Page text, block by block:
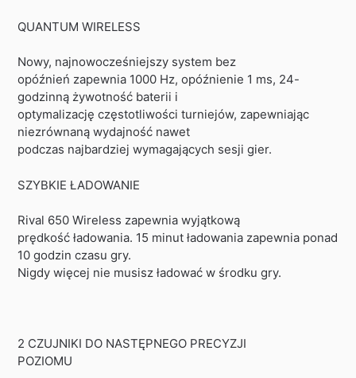
QUANTUM WIRELESS
Nowy, najnowocześniejszy system bez
opóźnień zapewnia 1000 Hz, opóźnienie 1 ms, 24-
godzinną żywotność baterii i
optymalizację częstotliwości turniejów, zapewniając
niezrównaną wydajność nawet
podczas najbardziej wymagających sesji gier.
SZYBKIE ŁADOWANIE
Rival 650 Wireless zapewnia wyjątkową
prędkość ładowania. 15 minut ładowania zapewnia ponad
10 godzin czasu gry.
Nigdy więcej nie musisz ładować w środku gry.
2 CZUJNIKI DO NASTĘPNEGO PRECYZJI
POZIOMU